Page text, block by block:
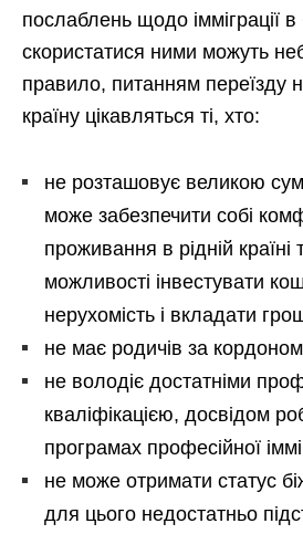
послаблень щодо імміграції
скористатися ними можуть
правило, питанням
країну цікавляться ті, хто:
не розташовує великою
може забезпечити собі
проживання в рідній країні
можливості інвестувати
нерухомість і вкладати
не має родичів за
не володіє достатніми
кваліфікацією, досвідом
програмах професійної
не може отримати статус
для цього недостатньо